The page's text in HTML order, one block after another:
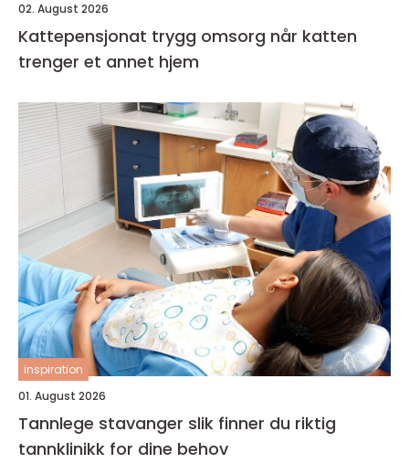
02. August 2026
Kattepensjonat trygg omsorg når katten
trenger et annet hjem
inspiration
01. August 2026
Tannlege stavanger slik finner du riktig
tannklinikk for dine behov